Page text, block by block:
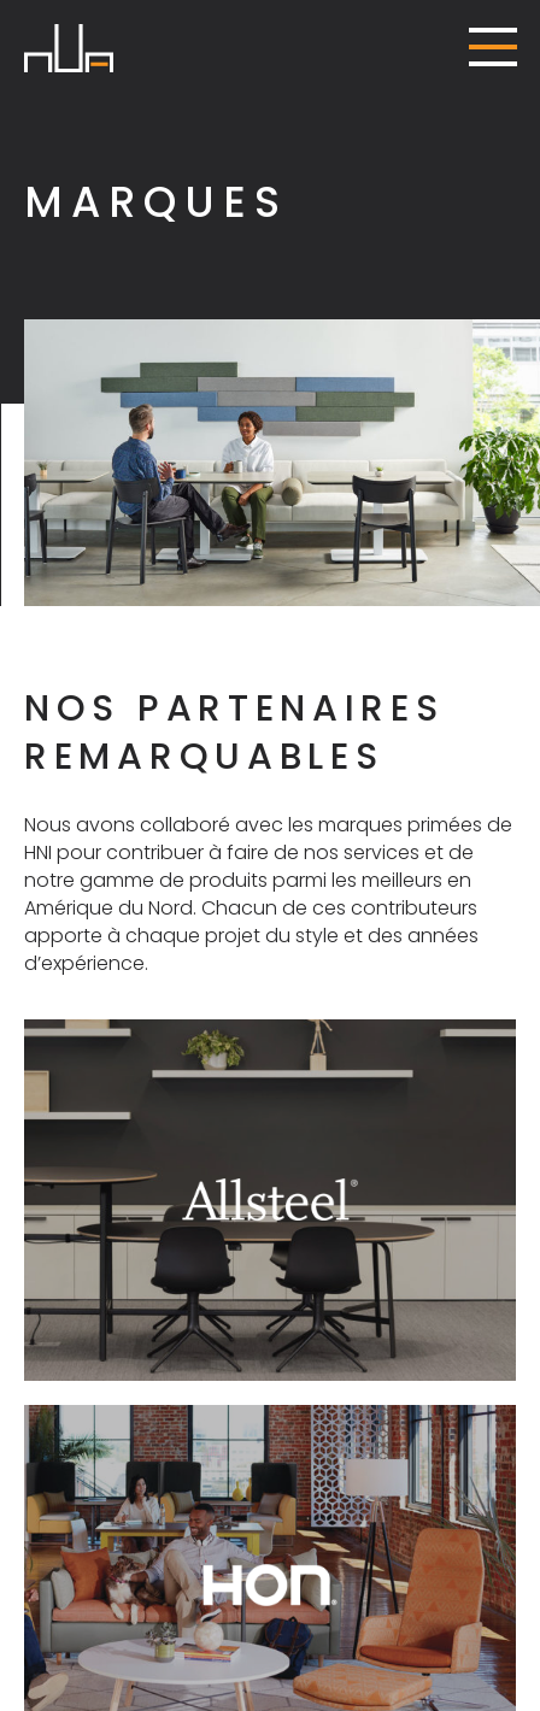
MARQUES
NOS PARTENAIRES
REMARQUABLES
Nous avons collaboré avec les marques primées de
HNI pour contribuer à faire de nos services et de
notre gamme de produits parmi les meilleurs en
Amérique du Nord. Chacun de ces contributeurs
apporte à chaque projet du style et des années
d’expérience.